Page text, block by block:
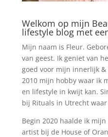
Welkom op mijn
lifestyle blog met
Mijn naam is Fleur.
van geest. Ik geniet van
goed voor mijn innerlijk
2010 mijn hobby waar ik
en lifestyle in kwijt kan.
bij Rituals in Utrecht
Begin 2020 haalde ik
artist bij de House of